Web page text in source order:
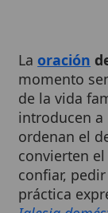
de la vida
introducen a
ordenan el
convierten el
confiar, pedir
práctica
Iglesia
espiritual de
palabras,